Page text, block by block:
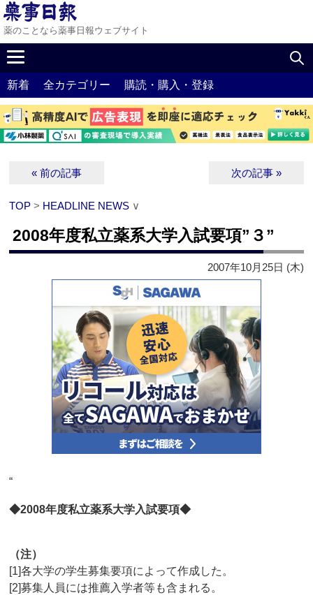
薬のことなら薬事日報ウェブサイト
新着 全カテゴリー 購読・購入・登録
« 前の記事 次の記事 »
TOP > HEADLINE NEWS ∨
2008年度私立薬系大学入試要項”３”
2007年10月25日 (木)
“
◆2008年度私立薬系大学入試要項◆
（注）
[1]各大学の学生募集要項によって作成した。
[2]募集人員には推薦入学者等も含まれる。